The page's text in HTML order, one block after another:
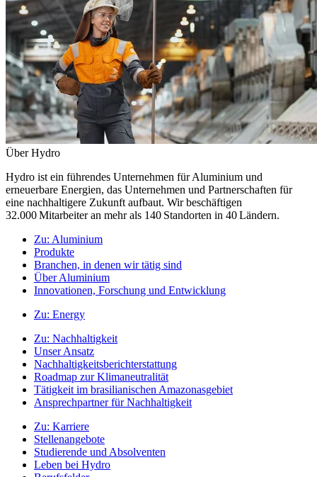
Über Hydro
Hydro ist ein führendes Unternehmen für Aluminium und
erneuerbare Energien, das Unternehmen und Partnerschaften für
eine nachhaltigere Zukunft aufbaut. Wir beschäftigen
32.000 Mitarbeiter an mehr als 140 Standorten in 40 Ländern.
Zu: Aluminium
Produkte
Branchen, in denen wir tätig sind
Über Aluminium
Innovationen, Forschung und Entwicklung
Zu: Energy
Zu: Nachhaltigkeit
Unser Ansatz
Nachhaltigkeitsberichterstattung
Roadmap zur Klimaneutralität
Tätigkeit im brasilianischen Amazonasgebiet
Ansprechpartner für Nachhaltigkeit
Zu: Karriere
Stellenangebote
Studierende und Absolventen
Leben bei Hydro